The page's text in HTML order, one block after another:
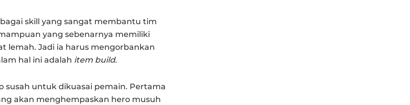
skill yang sangat membantu tim
yang sebenarnya memiliki
lemah. Jadi ia harus mengorbankan
hal ini adalah item build.
susah untuk dikuasai pemain. Pertama
akan menghempaskan hero musuh